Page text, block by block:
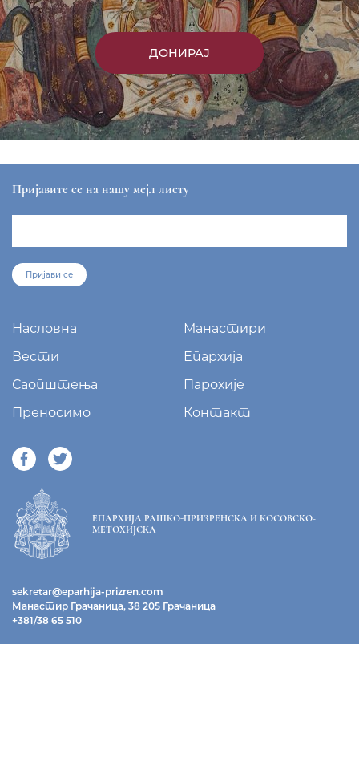
ДОНИРАЈ
Пријавите се на нашу мејл листу
Пријави се
Насловна
Манастири
Вести
Епархија
Саопштења
Парохије
Преносимо
Контакт
ЕПАРХИЈА РАШКО-ПРИЗРЕНСКА И КОСОВСКО-
МЕТОХИЈСКА
sekretar@eparhija-prizren.com
Манастир Грачаница, 38 205 Грачаница
+381/38 65 510